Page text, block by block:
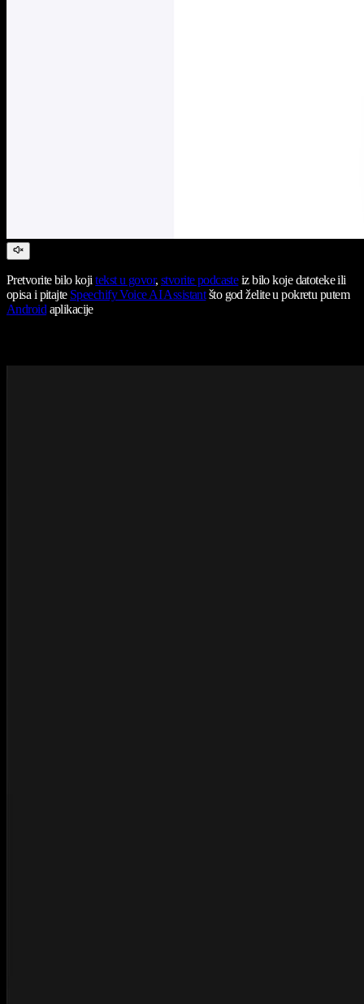
Pretvorite bilo kojitekst u govor, stvorite podcasteiz bilo koje datoteke ili
opisa i pitajte Speechify Voice AI Assistantšto god želite u pokretu putem
Androidaplikacije